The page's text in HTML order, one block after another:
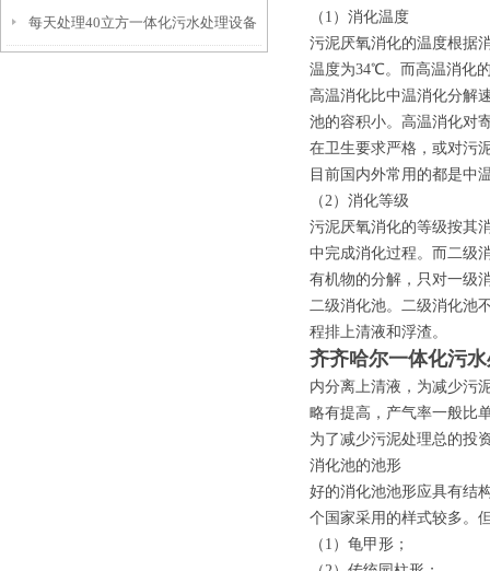
备
每天处理40立方一体化污水处理设备
（1）消化温度
污泥厌氧消化的温度根据
温度为34℃。而高温消化
高温消化比中温消化分解
池的容积小。高温消化对
在卫生要求严格，或对污
目前国内外常用的都是中
（2）消化等级
污泥厌氧消化的等级按其
中完成消化过程。而二级
有机物的分解，只对一级
二级消化池。二级消化池
程排上清液和浮渣。
齐齐哈尔一体化污
内分离上清液，为减少污
略有提高，产气率一般比
为了减少污泥处理总的投
消化池的池形
好的消化池池形应具有结
个国家采用的样式较多。
（1）龟甲形；